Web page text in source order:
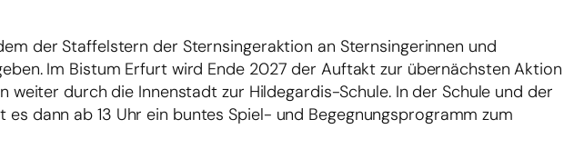
der Staffelstern der Sternsingeraktion an Sternsingerinnen und
Im Bistum Erfurt wird Ende 2027 der Auftakt zur übernächsten Aktion
weiter durch die Innenstadt zur Hildegardis-Schule. In der Schule und der
dann ab 13 Uhr ein buntes Spiel- und Begegnungsprogramm zum